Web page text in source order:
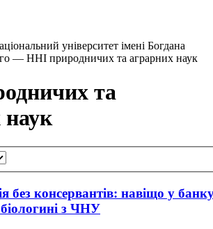
університет імені Богдана
— ННІ природничих та аграрних наук
та
наук
без консервантів: навіщо у
з ЧНУ